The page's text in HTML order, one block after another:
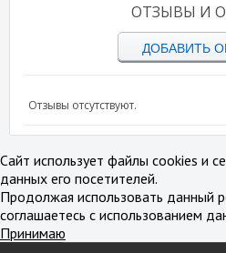
ОТЗЫВЫ И
ДОБАВИТЬ
Отзывы отсутствуют.
Сайт использует файлы cookies и
данных его посетителей.
Продолжая использовать данный
соглашаетесь с использованием
Принимаю